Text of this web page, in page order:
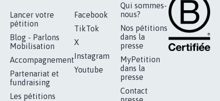
Lancer votre
pétition
Blog - Parlons
Mobilisation
Accompagnement
Partenariat et
fundraising
Les pétitions
Facebook
TikTok
X
Instagram
Youtube
Qui sommes-
nous?
Nos pétitions
dans la
presse
MyPetition
dans la
presse
Contact